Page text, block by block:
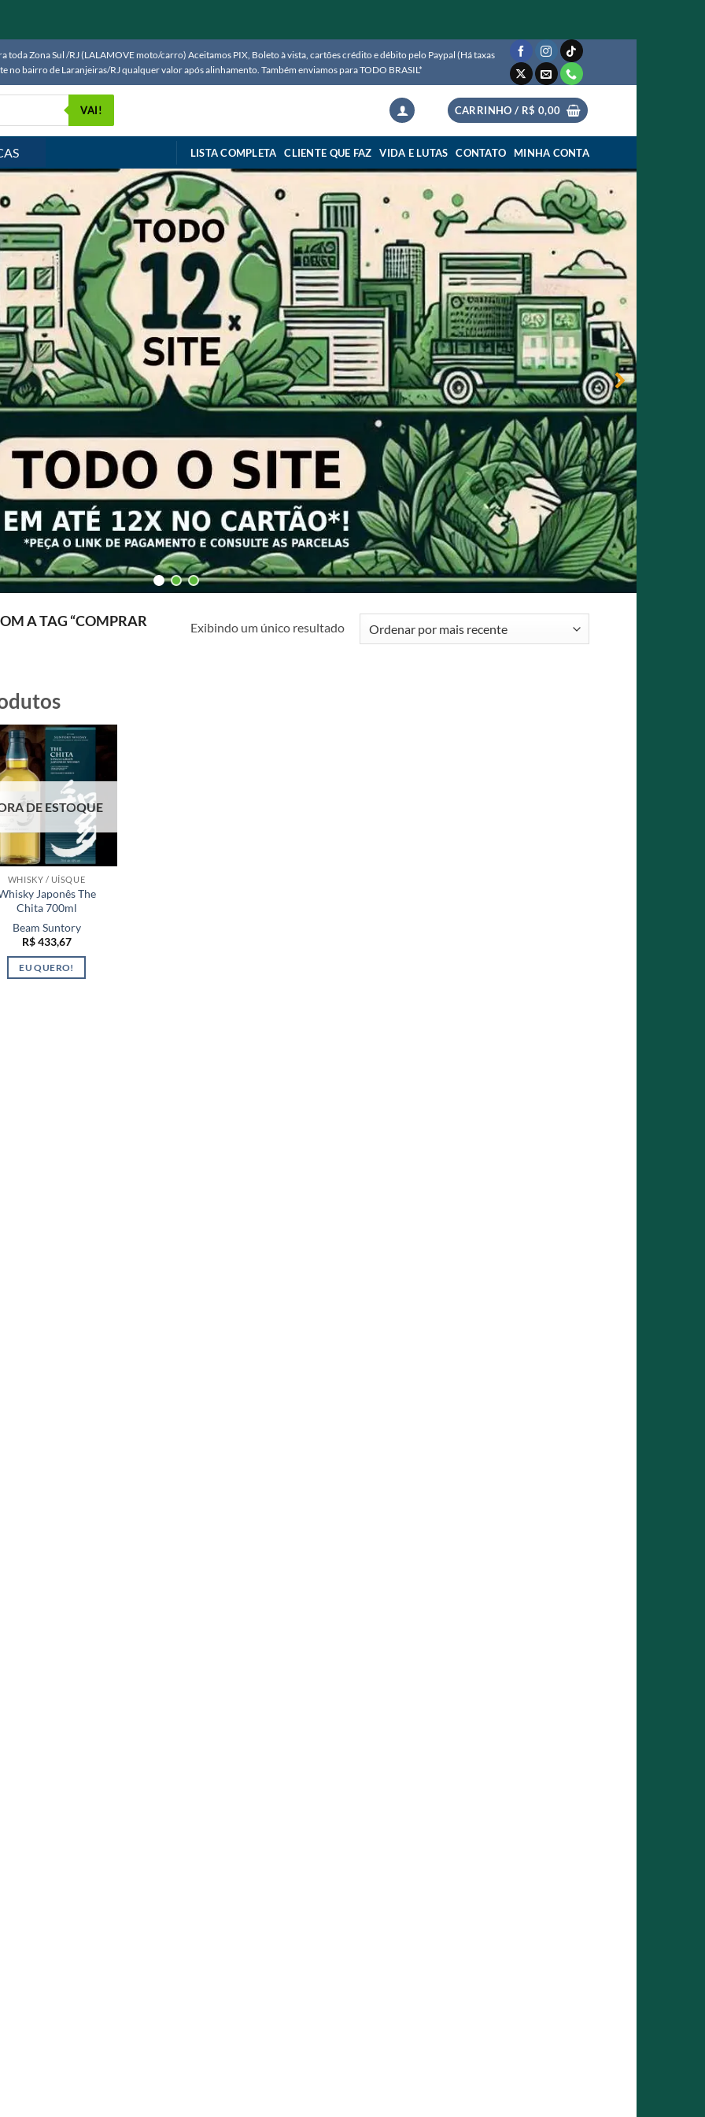
toda Zona Sul /RJ (LALAMOVE moto/carro) Aceitamos PIX, Boleto à vista, cartões crédito e débito pelo Paypal (Há taxas
no bairro de Laranjeiras/RJ qualquer valor após alinhamento. Também enviamos para TODO BRASIL*
VAI! CARRINHO / R$ 0,00
LISTA COMPLETA CLIENTE QUE FAZ VIDA E LUTAS CONTATO MINHA CONTA
A TAG “COMPRAR Exibindo um único resultado
DE ESTOQUE
WHISKY / UÍSQUE
Japonês The
Chita 700ml
Beam Suntory
R$433,67
EU QUERO!